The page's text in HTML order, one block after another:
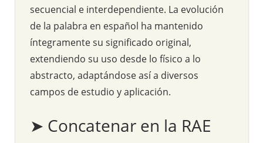
secuencial e interdependiente. La evolución
de la palabra en español ha mantenido
íntegramente su significado original,
extendiendo su uso desde lo físico a lo
abstracto, adaptándose así a diversos
campos de estudio y aplicación.
➤ Concatenar en la RAE